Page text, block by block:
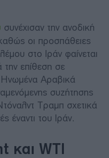
συνέχισαν την ανοδική
οι προσπάθειες
στο Ιράν φαίνεται
την επίθεση σε
Ηνωμένα Αραβικά
συζήτησης
Τραμπ σχετικά
έναντι του Ιράν.
και WTI